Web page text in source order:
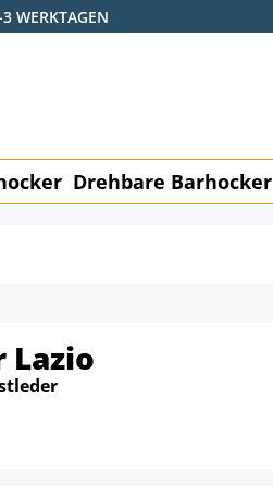
WERKTAGEN
Drehbare Barhocker
Lazio